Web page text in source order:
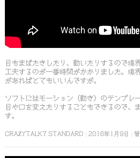
目もまばたきしたり、動いたりするので境
工夫するのが一番時間がかかりました。境
があればとてもいいんですが。
ソフトにはモーション（動き）のテンプレ
目や口を変えたりすることもできるので、
す。
CRAZYTALK7 STANDARD 2016年1月9日